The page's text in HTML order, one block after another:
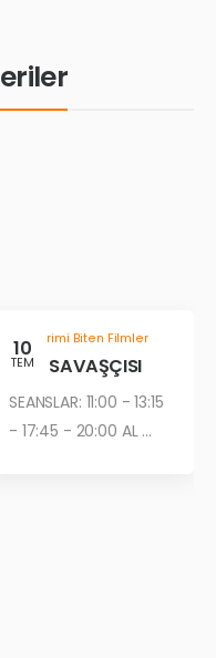
10
TEM
Gösterimi Biten Filmler
ÇÖL SAVAŞÇISI
SEANSLAR: 11:00 - 13:15
- 17:45 - 20:00 AL ...